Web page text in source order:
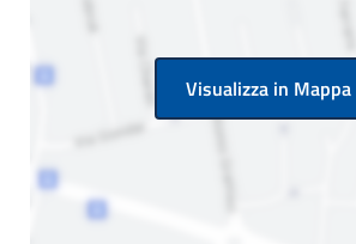
Visualizza in Mappa